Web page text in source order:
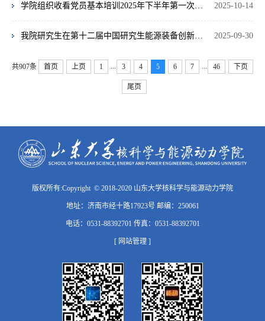
2025-10-14
学院组织收看党员基本培训2025年下半年第一次集中大课
2025-09-30
我院研究生在第十二届中国研究生能源装备创新设计大赛中获佳绩
共907条 首页 上页 1 ... 3 4 5 6 7 ... 46 下页
尾页
版权所有:Copyright © 2018-2020 山东大学核科学与能源动力学院
地址：济南市经十路17923号 邮编：250061
电话：0531-88392701 传真：0531-88392701
[ 网站管理 ]